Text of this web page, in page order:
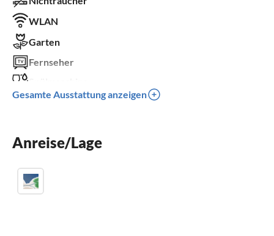
WLAN
Garten
Fernseher
Kinderbett
Gesamte Ausstattung anzeigen
Anreise/Lage